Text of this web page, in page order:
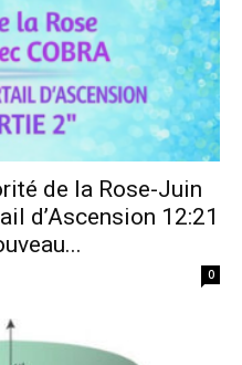
de la Rose-Juin
d’Ascension 12:21
0